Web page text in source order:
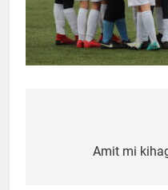
navigáció
Amit mi